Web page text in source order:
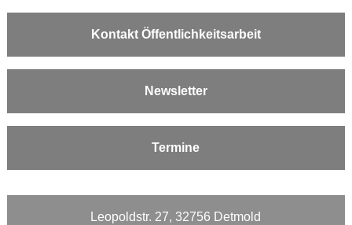
Kontakt Öffentlichkeitsarbeit
Newsletter
Termine
Leopoldstr. 27, 32756 Detmold